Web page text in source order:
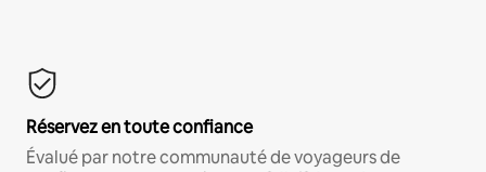
Réservez en toute confiance
Évalué par notre communauté de voyageurs de